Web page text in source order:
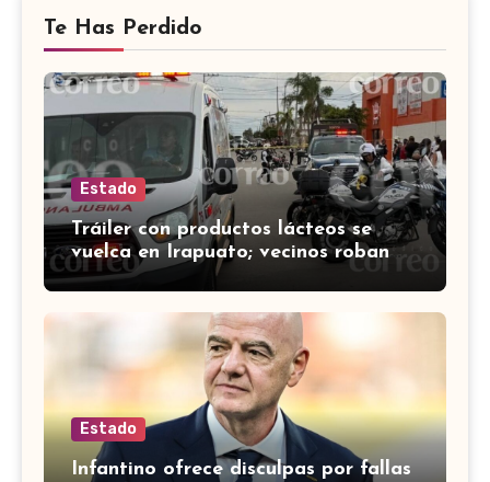
Te Has Perdido
Estado
Tráiler con productos lácteos se
vuelca en Irapuato; vecinos roban
carga en lugar de auxiliar a heridos
Estado
Infantino ofrece disculpas por fallas